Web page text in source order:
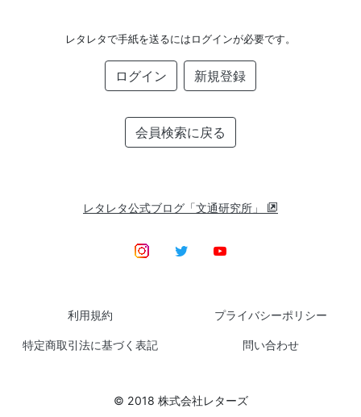
レタレタで手紙を送るにはログインが必要です。
ログイン 新規登録
会員検索に戻る
レタレタ公式ブログ「文通研究所」
利用規約 プライバシーポリシー
特定商取引法に基づく表記 問い合わせ
© 2018 株式会社レターズ